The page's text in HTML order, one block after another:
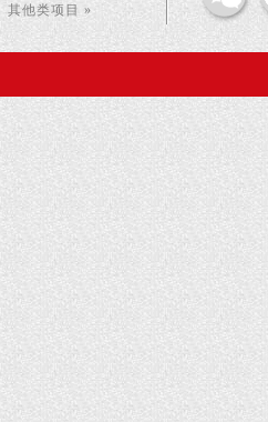
其他类项目 »